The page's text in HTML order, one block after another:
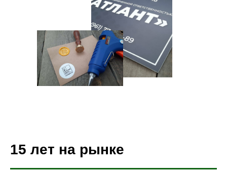
15 лет на рынке